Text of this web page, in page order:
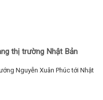
thị trường Nhật Bản
Nguyễn Xuân Phúc tới Nhật